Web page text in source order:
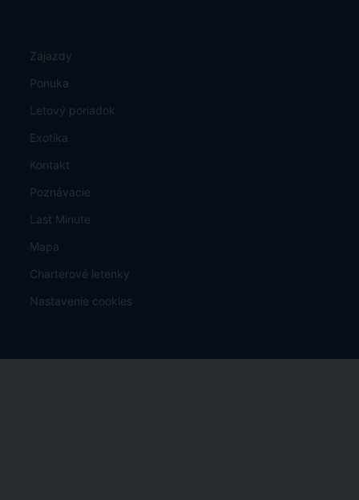
Zájazdy
Ponuka
Letový poriadok
Exotika
Kontakt
Poznávacie
Last Minute
Mapa
Charterové letenky
Nastavenie cookies